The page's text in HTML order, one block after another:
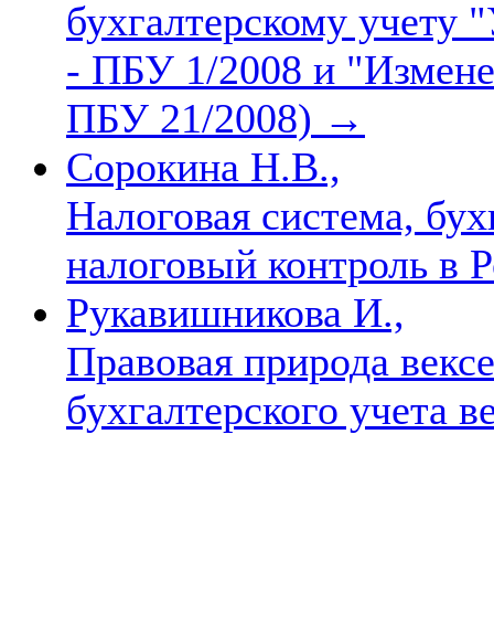
бухгалтерскому учету
- ПБУ 1/2008 и
ПБУ 21/2008) →
Сорокина Н.В.,
Налоговая система,
налоговый контроль в
Рукавишникова И.,
Правовая природа
бухгалтерского учета